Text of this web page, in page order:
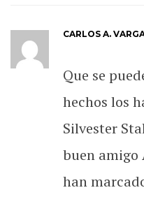
CARLOS A.
Que se
hechos los
Silvester
buen amigo
han